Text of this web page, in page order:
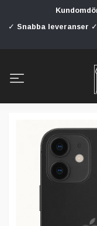
✓ Snabba leveranser